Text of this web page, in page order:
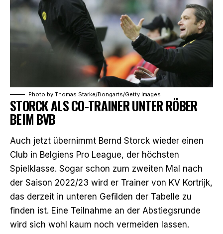
Photo by Thomas Starke/Bongarts/Getty Images
STORCK ALS CO-TRAINER UNTER RÖBER
BEIM BVB
Auch jetzt übernimmt Bernd Storck wieder einen
Club in Belgiens Pro League, der höchsten
Spielklasse. Sogar schon zum zweiten Mal nach
der Saison 2022/23 wird er Trainer von KV Kortrijk,
das derzeit in unteren Gefilden der Tabelle zu
finden ist. Eine Teilnahme an der Abstiegsrunde
wird sich wohl kaum noch vermeiden lassen.